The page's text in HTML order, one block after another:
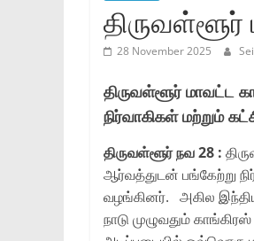
திருவள்ளூர்
28 November 2025
திருவள்ளூர் மாவட்ட
நிர்வாகிகள் மற்றும்
திருவள்ளூர் நவ 28 :
ஆர்வத்துடன் பங்கேற்று
வழங்கினர். அகில இந்திய
நாடு முழுவதும்